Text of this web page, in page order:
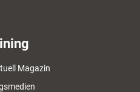
Magazin